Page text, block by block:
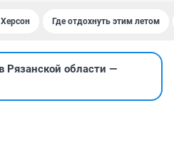
Где отдохнуть этим летом
Рязанской области —